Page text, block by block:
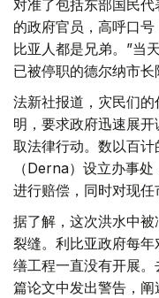
对准了包括东部国民代
的政府官员，高呼口
比亚人都是兄弟。”当
已被停职的德尔纳市长
法新社报道，灾民们
明，要求政府迅速展
取法律行动。数以百
（Derna）设立办事
进行赔偿，同时对现任
据了解，这次洪水中
裂缝。利比亚政府每
缮工程一直没有开展
篇论文中发出警告，阐